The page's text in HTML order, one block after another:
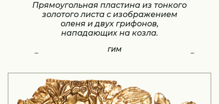
Прямоугольная пластина из тонкого
золотого листа с изображением
оленя и двух грифонов,
нападающих на козла.
ГИМ